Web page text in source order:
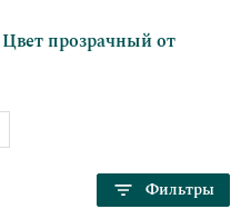
прозрачный от
Фильтры